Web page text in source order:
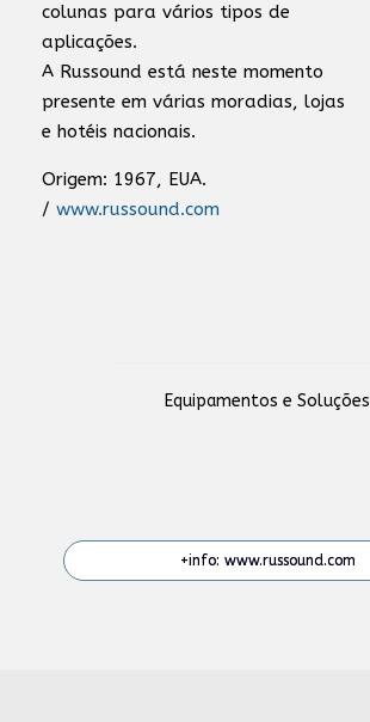
colunas para vários tipos de
aplicações.
A Russound está neste momento
presente em várias moradias, lojas
e hotéis nacionais.
Origem: 1967, EUA.
/ www.russound.com
Equipamentos e Soluções
+info: www.russound.com